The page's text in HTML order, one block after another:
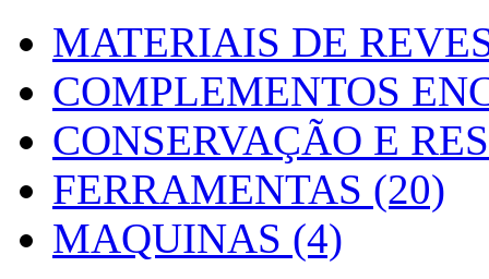
MATERIAIS DE
COMPLEMENTOS
CONSERVAÇÃO E
FERRAMENTAS (20)
MAQUINAS (4)